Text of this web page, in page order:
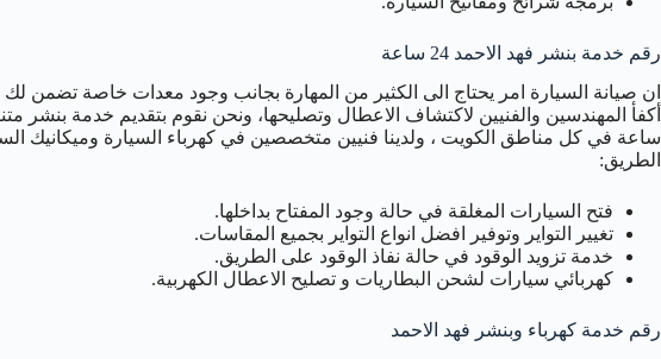
رقم خدمة بنشر فهد الاحمد 24 ساعة
ان صيانة السيارة امر يحتاج الى الكثير من المهارة بجانب وجود معدات خاصة تضمن لك
ساعة في كل مناطق الكويت ، ولدينا فنيين متخصصين في كهرباء السيارة وميكانيك
الطريق:
فتح السيارات المغلقة في حالة وجود المفتاح بداخلها.
تغيير التواير وتوفير افضل انواع التواير بجميع المقاسات.
خدمة تزويد الوقود في حالة نفاذ الوقود على الطريق.
كهربائي سيارات لشحن البطاريات و تصليح الاعطال الكهربية.
رقم خدمة كهرباء وبنشر فهد الاحمد